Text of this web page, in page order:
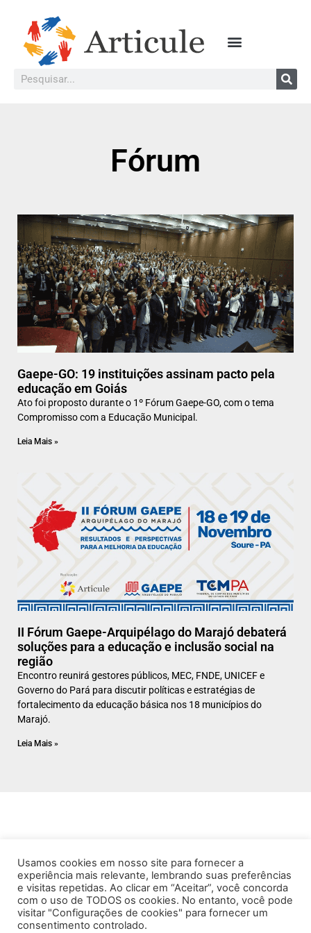
Fórum
Gaepe-GO: 19 instituições assinam pacto pela
educação em Goiás
Ato foi proposto durante o 1º Fórum Gaepe-GO, com o tema
Compromisso com a Educação Municipal.
Leia Mais »
II Fórum Gaepe-Arquipélago do Marajó debaterá
soluções para a educação e inclusão social na
região
Encontro reunirá gestores públicos, MEC, FNDE, UNICEF e
Governo do Pará para discutir políticas e estratégias de
fortalecimento da educação básica nos 18 municípios do
Marajó.
Leia Mais »
Usamos cookies em nosso site para fornecer a
experiência mais relevante, lembrando suas preferências
e visitas repetidas. Ao clicar em “Aceitar”, você concorda
com o uso de TODOS os cookies. No entanto, você pode
visitar "Configurações de cookies" para fornecer um
consentimento controlado.